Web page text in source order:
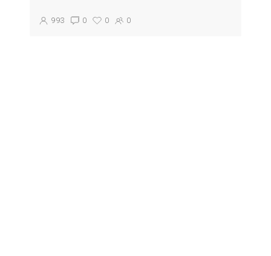
993 0 0 0